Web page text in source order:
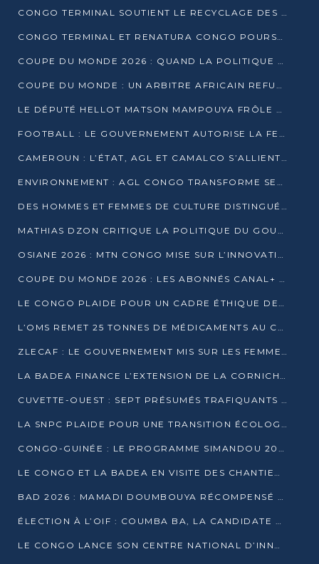
CONGO TERMINAL SOUTIENT LE RECYCLAGE DES DÉCHETS PLASTIQUES À POINTE-NOIRE
CONGO TERMINAL ET RENATURA CONGO POURSUIVENT LEUR COMBAT POUR LA BIODIVERSITÉ
COUPE DU MONDE 2026 : QUAND LA POLITIQUE MENACE L’UNIVERSALITÉ DU FOOTBALL
COUPE DU MONDE : UN ARBITRE AFRICAIN REFUSÉ À L’ENTRÉE DES ÉTATS-UNIS
LE DÉPUTÉ HELLOT MATSON MAMPOUYA FRÔLE LA MORT LORS D’UNE EMBUSCADE DZNS LE POOL
FOOTBALL : LE GOUVERNEMENT AUTORISE LA FECOFOOT À OCCUPER LES COMPLEXES SPORTIFS
CAMEROUN : L’ÉTAT, AGL ET CAMALCO S’ALLIENT POUR UN MÉGA-PROJET FERROVIAIRE
ENVIRONNEMENT : AGL CONGO TRANSFORME SES DÉCHETS EN OUTILS DE FORMATION
DES HOMMES ET FEMMES DE CULTURE DISTINGUÉS POUR LEUR ENGAGEMENT PAR BANTOU CULTURE
MATHIAS DZON CRITIQUE LA POLITIQUE DU GOUVERNEMENT ET ALERTE SUR LA DETTE DU CONGO
OSIANE 2026 : MTN CONGO MISE SUR L’INNOVATION POUR RELEVER LES DÉFIS AFRICAINS
COUPE DU MONDE 2026 : LES ABONNÉS CANAL+ AU CONGO DÉÇUS À QUELQUES JOURS DU COUP D’ENVOI
LE CONGO PLAIDE POUR UN CADRE ÉTHIQUE DE L’INTELLIGENCE ARTIFICIELLE À DAKAR
L’OMS REMET 25 TONNES DE MÉDICAMENTS AU CONGO POUR RENFORCER LA RIPOSTE AUX ÉPIDÉMIES
ZLECAF : LE GOUVERNEMENT MIS SUR LES FEMMES ENTREPRENEURES
LA BADEA FINANCE L’EXTENSION DE LA CORNICHE SUD DE BRAZZAVILLE
CUVETTE-OUEST : SEPT PRÉSUMÉS TRAFIQUANTS DE FAUNE INTERPELLÉS À EWO ET KELLÉ
LA SNPC PLAIDE POUR UNE TRANSITION ÉCOLOGIQUE PROGRESSIVE
CONGO-GUINÉE : LE PROGRAMME SIMANDOU 2040 AU CŒUR DES ÉCHANGES À LA BAD
LE CONGO ET LA BADEA EN VISITE DES CHANTIERS
BAD 2026 : MAMADI DOUMBOUYA RÉCOMPENSÉ PAR LE TROPHÉE BABACAR NDIAYE À BRAZZAVILLE
ÉLECTION À L’OIF : COUMBA BA, LA CANDIDATE DISCRÈTE QUI BOUSCULE LE JEU DIPLOMATIQUE
LE CONGO LANCE SON CENTRE NATIONAL D’INNOVATION